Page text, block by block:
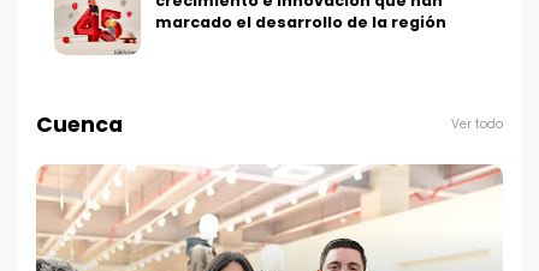
marcado el desarrollo de la región
Cuenca Ver todo